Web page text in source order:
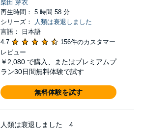
柴田 芽衣
再生時間： 5 時間 58 分
シリーズ：
人類は衰退しました
言語： 日本語
4.7
156件のカスタマー
レビュー
￥2,080 で購入、またはプレミアムプ
ラン30日間無料体験で試す
無料体験を試す
人類は衰退しました 4